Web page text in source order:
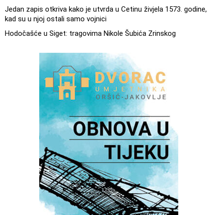
Jedan zapis otkriva kako je utvrda u Cetinu živjela 1573. godine,
kad su u njoj ostali samo vojnici
Hodočašće u Siget: tragovima Nikole Šubića Zrinskog